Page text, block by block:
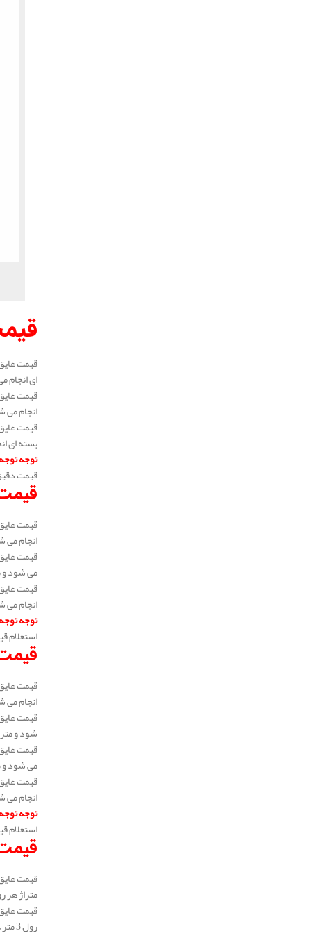
ای انجام می
انجام می شود
بسته ای
توجه
قیمت
انجام می شود
می شود و
انجام می شود
توجه
استعلام
انجام می شود
شود و متراژ
می شود و
انجام می شود
توجه
استعلام
متراژ هر رول 3 متر، 5 متر و 6 متر می باشد. به عبارتی می توان گفت متراژ خرید سفارشی می باشد و در
رول 3 متر، 5 متر و 6 متر می باشد. به عبارتی می توان گفت متراژ خرید سفارشی می باشد و در متراژ های رولی بالا می توانید خرید نماید.